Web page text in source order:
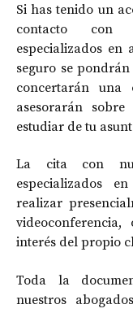
Si has tenido un
contacto con
especializados
seguro se
concertarán
asesorarán
estudiar de tu
La cita con
especializados
realizar
interés del propio
Toda la
nuestros